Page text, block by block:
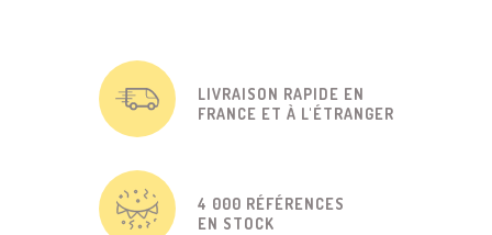
LIVRAISON RAPIDE EN
FRANCE ET À L'ÉTRANGER
4 000 RÉFÉRENCES
EN STOCK